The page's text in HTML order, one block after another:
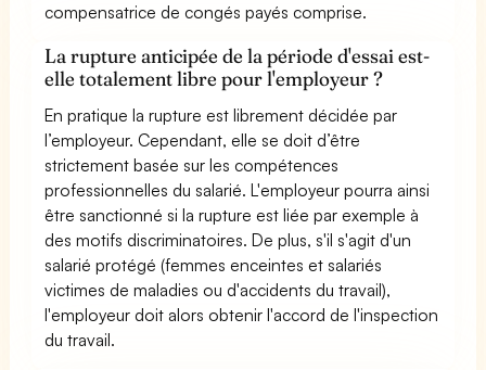
compensatrice de congés payés comprise.
La rupture anticipée de la période d'essai est-
elle totalement libre pour l'employeur ?
En pratique la rupture est librement décidée par
l’employeur. Cependant, elle se doit d’être
strictement basée sur les compétences
professionnelles du salarié. L'employeur pourra ainsi
être sanctionné si la rupture est liée par exemple à
des motifs discriminatoires. De plus, s'il s'agit d'un
salarié protégé (femmes enceintes et salariés
victimes de maladies ou d'accidents du travail),
l'employeur doit alors obtenir l'accord de l'inspection
du travail.